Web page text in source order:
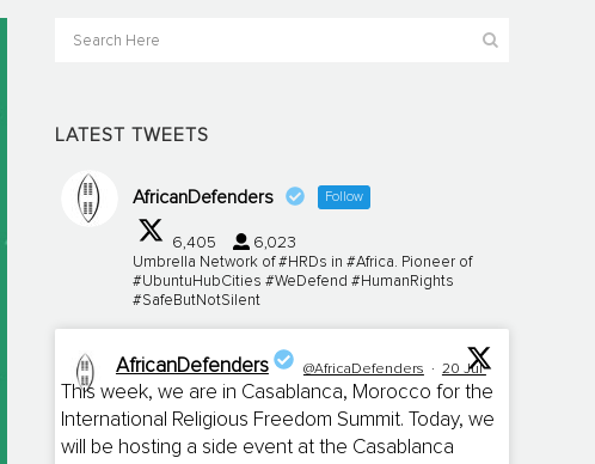
LATEST TWEETS
AfricanDefenders Follow
6,405 6,023
Umbrella Network of #HRDs in #Africa. Pioneer of
#UbuntuHubCities #WeDefend #HumanRights
#SafeButNotSilent
;
AfricanDefenders @AfricaDefenders · 20 Jul
This week, we are in Casablanca, Morocco for the
International Religious Freedom Summit. Today, we
will be hosting a side event at the Casablanca